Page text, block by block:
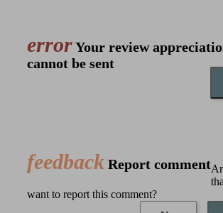
errorYour review
cannot be sent
feedback Report comment
want to report this comment?